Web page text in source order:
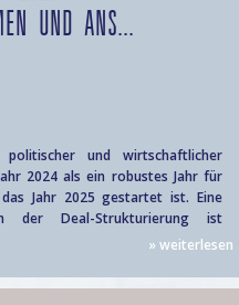
UND ANS...
und wirtschaftlicher
2024 als ein robustes Jahr für
Jahr 2025 gestartet ist. Eine
der Deal-Strukturierung ist
» weiterlesen